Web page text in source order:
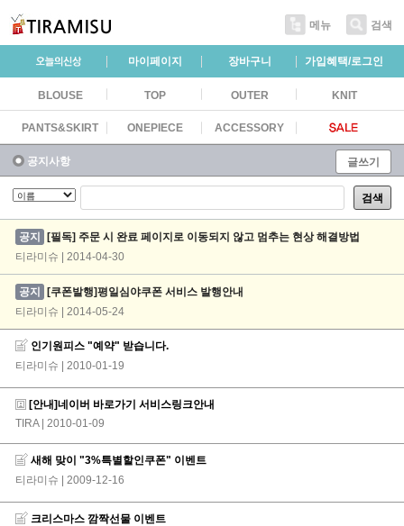
메뉴 검색
마이페이지 장바구니 가입혜택/로그인
BLOUSE TOP OUTER KNIT
PANTS&SKIRT ONEPIECE ACCESSORY
공지사항 글쓰기
검색
공지 [필독] 주문 시 완료 페이지로 이동되지 않고 멈추는 현상 해결방법
티라미슈 | 2014-04-30
공지 [쿠폰발행]평일심야쿠폰 서비스 발행안내
티라미슈 | 2014-05-24
인기원피스 "예약" 받습니다.
티라미슈 | 2010-01-19
[안내]네이버 바로가기 서비스링크안내
TIRA | 2010-01-09
새해 맞이 "3%특별할인쿠폰" 이벤트
티라미슈 | 2009-12-16
크리스마스 깜짝선물 이벤트